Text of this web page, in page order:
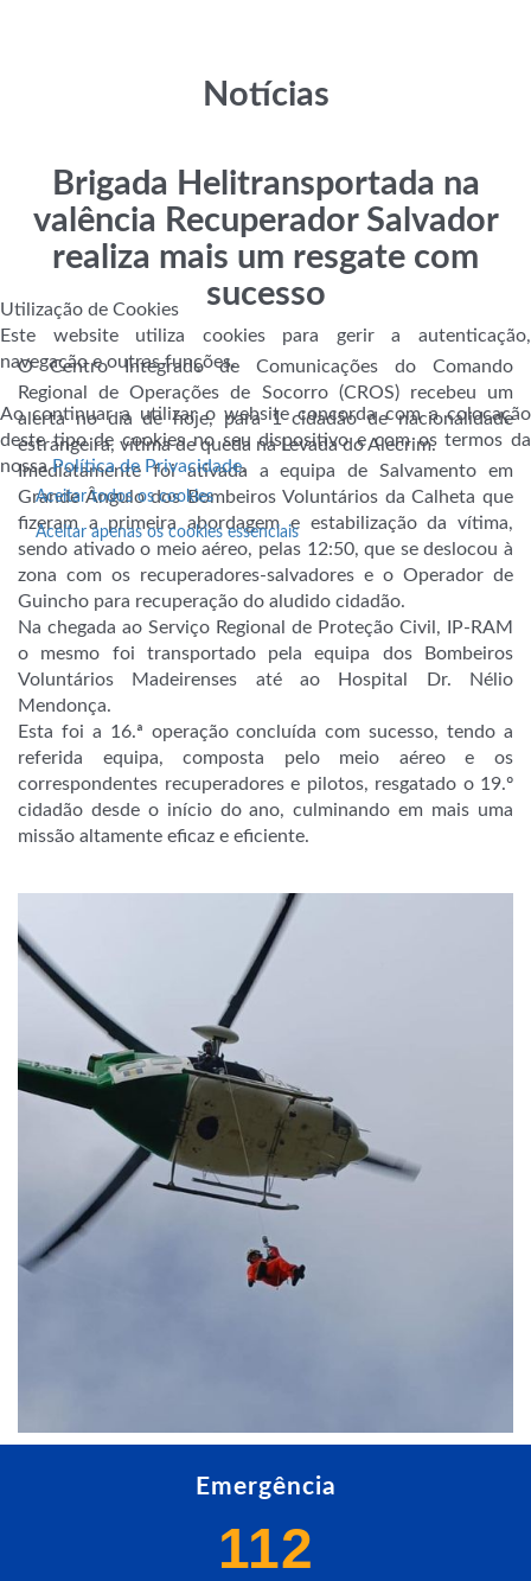
Notícias
Brigada Helitransportada na
valência Recuperador Salvador
realiza mais um resgate com
sucesso
O Centro Integrado de Comunicações do Comando
Regional de Operações de Socorro (CROS) recebeu um
alerta no dia de hoje, para 1 cidadão de nacionalidade
estrangeira, vítima de queda na Levada do Alecrim.
Imediatamente foi ativada a equipa de Salvamento em
Grande Ângulo dos Bombeiros Voluntários da Calheta que
fizeram a primeira abordagem e estabilização da vítima,
sendo ativado o meioaéreo, pelas 12:50, que se deslocou à
zona com os recuperadores-salvadores e o Operador de
Guincho para recuperação do aludido cidadão.
Na chegada ao Serviço Regional de Proteção Civil, IP-RAM
o mesmo foi transportado pela equipa dos Bombeiros
Voluntários Madeirenses até ao Hospital Dr. Nélio
Mendonça.
Esta foi a 16.ª operação concluída com sucesso, tendo a
referida equipa, composta pelo meio aéreo e os
correspondentes recuperadores e pilotos, resgatado o 19.º
cidadão desde o início do ano, culminando em mais uma
missão altamente eficaz e eficiente.
Emergência
112
Utilização de Cookies
Este website utiliza cookies para gerir a autenticação,
navegação e outras funções.
Ao continuar a utilizar o website concorda com a colocação
deste tipo de cookies no seu dispositivo e com os termos da
nossaPolítica de Privacidade.
Aceitar todos os cookies
Aceitar apenas os cookies essenciais